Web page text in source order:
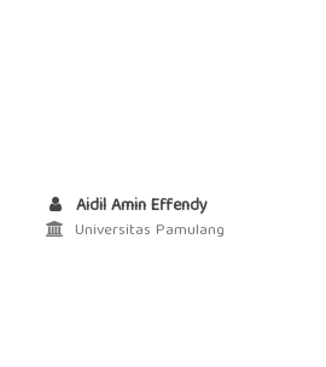
Aidil Amin Effendy
Universitas Pamulang